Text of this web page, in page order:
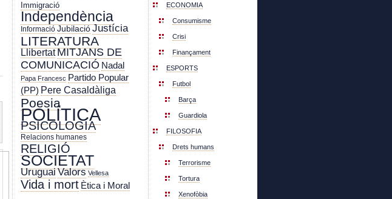
Immigració
Independència
Informació JubilacióJustícia
LITERATURA
LlibertatMITJANS DE
COMUNICACIÓ Nadal
Papa Francesc Partido Popular
(PP) Pere Casaldàliga
Poesia
POLÍTICA
PSICOLOGIA
Relacions humanes
RELIGIÓ
SOCIETAT
Uruguai Valors Vellesa
Vida i mort Ètica i Moral
ECONOMIA
Consumisme
Crisi
Finançament
ESPORTS
Futbol
Barça
Guardiola
FILOSOFIA
Drets humans
Terrorisme
Tortura
Xenofòbia